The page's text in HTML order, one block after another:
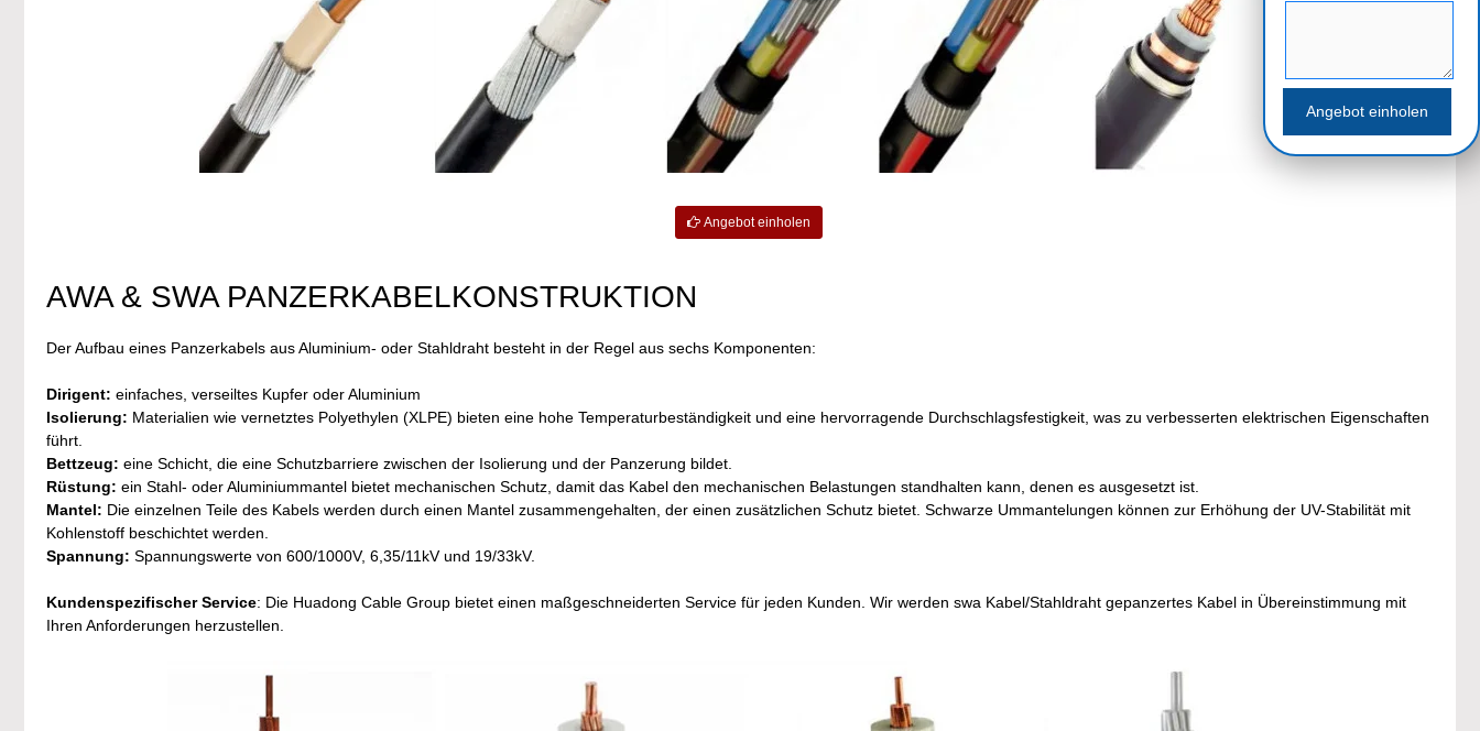
Angebot einholen
AWA & SWA PANZERKABELKONSTRUKTION
Der Aufbau eines Panzerkabels aus Aluminium- oder Stahldraht besteht in der Regel aus sechs Komponenten:
Dirigent: einfaches, verseiltes Kupfer oder Aluminium
Isolierung: Materialien wie vernetztes Polyethylen (XLPE) bieten eine hohe Temperaturbeständigkeit und eine hervorragende Durchschlagsfestigkeit, was zu verbesserten elektrischen Eigenschaften
führt.
Bettzeug: eine Schicht, die eine Schutzbarriere zwischen der Isolierung und der Panzerung bildet.
Rüstung: ein Stahl- oder Aluminiummantel bietet mechanischen Schutz, damit das Kabel den mechanischen Belastungen standhalten kann, denen es ausgesetzt ist.
Mantel: Die einzelnen Teile des Kabels werden durch einen Mantel zusammengehalten, der einen zusätzlichen Schutz bietet. Schwarze Ummantelungen können zur Erhöhung der UV-Stabilität mit
Kohlenstoff beschichtet werden.
Spannung: Spannungswerte von 600/1000V, 6,35/11kV und 19/33kV.
Kundenspezifischer Service: Die Huadong Cable Group bietet einen maßgeschneiderten Service für jeden Kunden. Wir werden swa Kabel/Stahldraht gepanzertes Kabel in Übereinstimmung mit
Ihren Anforderungen herzustellen.